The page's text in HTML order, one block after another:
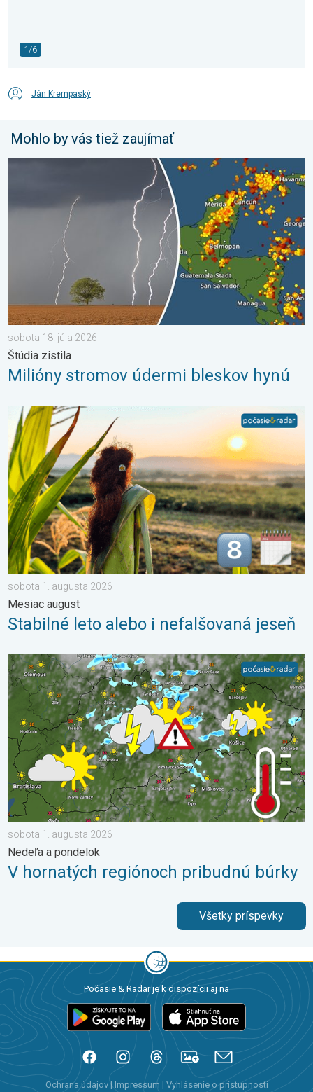
1/6
Ján Krempaský
Mohlo by vás tiež zaujímať
Milióny stromov údermi bleskov hynú. Štúdia zistila. . . sobota
sobota 18. júla 2026
Štúdia zistila
Milióny stromov údermi bleskov hynú
Stabilné leto alebo i nefalšovaná jeseň. Mesiac august. . .
sobota 1. augusta 2026
Mesiac august
Stabilné leto alebo i nefalšovaná jeseň
V hornatých regiónoch pribudnú búrky. Nedeľa a pondelok. .
sobota 1. augusta 2026
Nedeľa a pondelok
V hornatých regiónoch pribudnú búrky
Všetky príspevky
Počasie & Radar je k dispozícii aj na
Ochrana údajov| Impressum | Vyhlásenie o prístupnosti